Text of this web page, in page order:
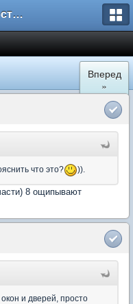
Форум Новостройки
Вперед
»
что это? )).
8 ощипывают
и дверей, просто